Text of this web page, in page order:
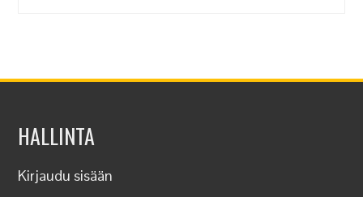
HALLINTA
Kirjaudu sisään